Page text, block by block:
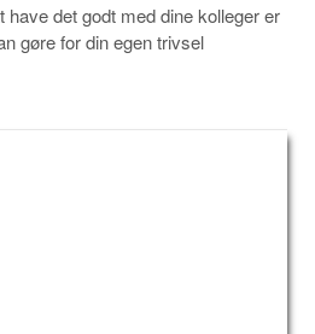
have det godt med dine kolleger er
gøre for din egen trivsel